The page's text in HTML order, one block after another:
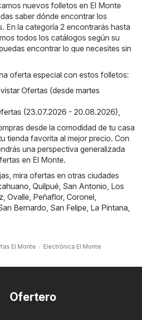
nuevos folletos en El Monte
saber dónde encontrar los
En la categoría 2 encontrarás hasta
todos los catálogos según su
encontrar lo que necesites sin
oferta especial con estos folletos:
Ofertas (desde martes
(23.07.2026 - 20.08.2026),
desde la comodidad de tu casa
tienda favorita al mejor precio. Con
una perspectiva generalizada
en El Monte.
mira ofertas en otras ciudades
, Quilpué, San Antonio, Los
, Ovalle, Peñaflor, Coronel,
Bernardo, San Felipe, La Pintana,
El Monte Electrónica El Monte
Ofertero